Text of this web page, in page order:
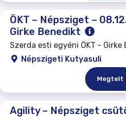
ÖKT – Népsziget –
Girke Benedikt
Szerda esti egyéni ÖKT - Girke
Népszigeti Kutyasuli
Megtelt
Agility – Népsziget